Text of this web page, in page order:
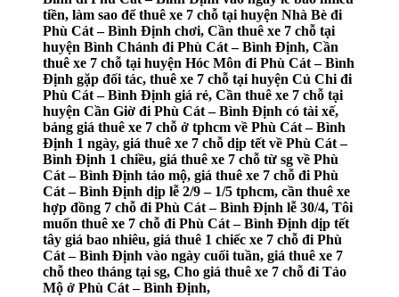
tiền, làm sao để thuê xe 7 chỗ tại huyện Nhà Bè đi
Phù Cát – Bình Định chơi, Cần thuê xe 7 chỗ tại
huyện Bình Chánh đi Phù Cát – Bình Định, Cần
thuê xe 7 chỗ tại huyện Hóc Môn đi Phù Cát – Bình
Định gặp đối tác, thuê xe 7 chỗ tại huyện Củ Chi đi
Phù Cát – Bình Định giá rẻ, Cần thuê xe 7 chỗ tại
huyện Cần Giờ đi Phù Cát – Bình Định có tài xế,
bảng giá thuê xe 7 chỗ ở tphcm về Phù Cát – Bình
Định 1 ngày, giá thuê xe 7 chỗ dịp tết về Phù Cát –
Bình Định 1 chiều, giá thuê xe 7 chỗ từ sg về Phù
Cát – Bình Định tảo mộ, giá thuê xe 7 chỗ đi Phù
Cát – Bình Định dịp lễ 2/9 – 1/5 tphcm, cần thuê xe
hợp đồng 7 chỗ đi Phù Cát – Bình Định lễ 30/4, Tôi
muốn thuê xe 7 chỗ đi Phù Cát – Bình Định dịp tết
tây giá bao nhiêu, giá thuê 1 chiếc xe 7 chỗ đi Phù
Cát – Bình Định vào ngày cuối tuần, giá thuê xe 7
chỗ theo tháng tại sg, Cho giá thuê xe 7 chỗ đi Tảo
Mộ ở Phù Cát – Bình Định,